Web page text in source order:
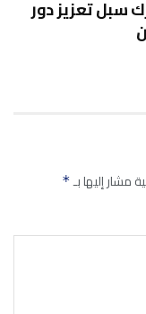
سبل تعزيز دور
مشار إليها بـ*